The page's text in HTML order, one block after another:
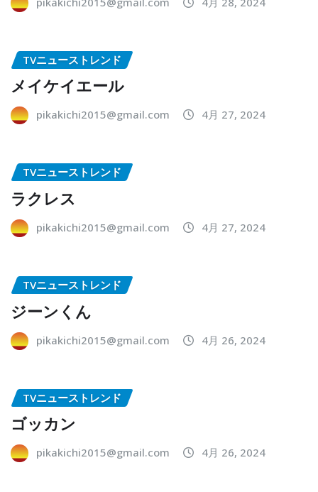
TVニューストレンド
メイケイエール
pikakichi2015@gmail.com 4月 27, 2024
TVニューストレンド
ラクレス
pikakichi2015@gmail.com 4月 27, 2024
TVニューストレンド
ジーンくん
pikakichi2015@gmail.com 4月 26, 2024
TVニューストレンド
ゴッカン
pikakichi2015@gmail.com 4月 26, 2024